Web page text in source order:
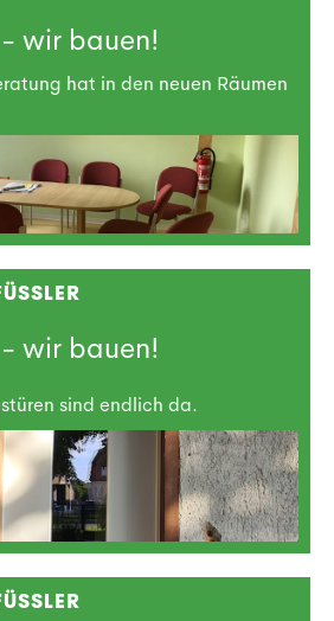
wir bauen!
hat in den neuen Räumen
wir bauen!
sind endlich da.